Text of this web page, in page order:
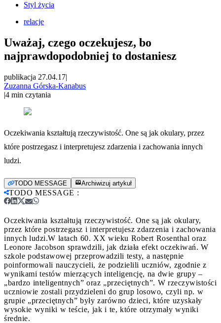
Styl życia
relacje
Uważaj, czego oczekujesz, bo
najprawdopodobniej to dostaniesz
publikacja 27.04.17|
Zuzanna Górska-Kanabus
|4 min czytania
Oczekiwania kształtują rzeczywistość. One są jak okulary, przez
które postrzegasz i interpretujesz zdarzenia i zachowania innych
ludzi.
TODO MESSAGE Archiwizuj artykuł
TODO MESSAGE :
Oczekiwania kształtują rzeczywistość. One są jak okulary,
przez które postrzegasz i interpretujesz zdarzenia i zachowania
innych ludzi.W latach 60. XX wieku Robert Rosenthal oraz
Leonore Jacobson sprawdzili, jak działa efekt oczekiwań. W
szkole podstawowej przeprowadzili testy, a następnie
poinformowali nauczycieli, że podzielili uczniów, zgodnie z
wynikami testów mierzących inteligencję, na dwie grupy –
„bardzo inteligentnych” oraz „przeciętnych”. W rzeczywistości
uczniowie zostali przydzieleni do grup losowo, czyli np. w
grupie „przeciętnych” były zarówno dzieci, które uzyskały
wysokie wyniki w teście, jak i te, które otrzymały wyniki
średnie.